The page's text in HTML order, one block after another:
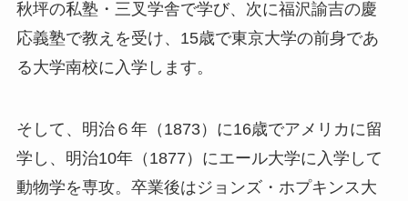
秋坪の私塾・三叉学舎で学び、次に福沢諭吉の慶
応義塾で教えを受け、15歳で東京大学の前身であ
る大学南校に入学します。
そして、 明治６年（1873）に16歳でアメリカに留
学し、明治10年（1877）にエール大学に入学して
動物学を専攻。卒業後はジョンズ・ホプキンス大